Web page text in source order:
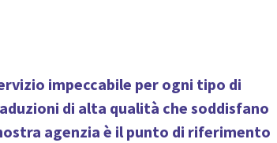
impeccabile per ogni tipo di
di alta qualità che soddisfano
agenzia è il punto di riferimento